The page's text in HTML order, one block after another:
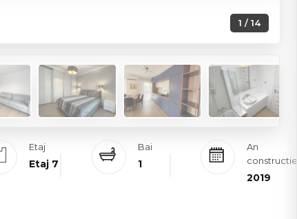
1 / 14
Etaj
Etaj 7
Bai
1
An
constructie
2019